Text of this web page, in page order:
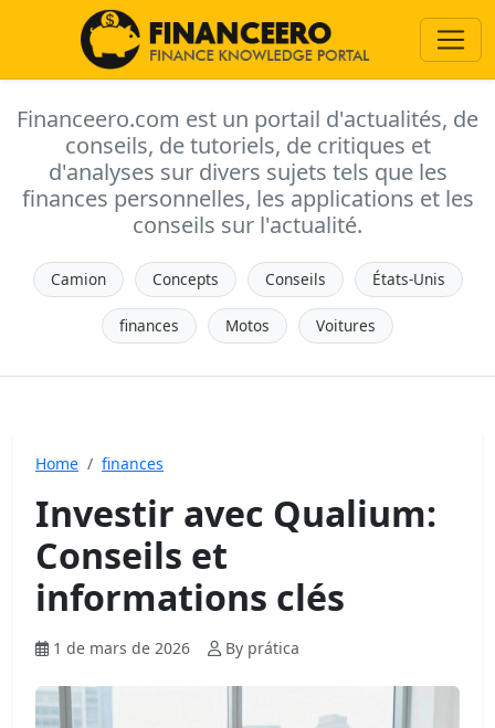
Financeero.com est un portail d'actualités, de
conseils, de tutoriels, de critiques et
d'analyses sur divers sujets tels que les
finances personnelles, les applications et les
conseils sur l'actualité.
Camion Concepts Conseils États-Unis
finances Motos Voitures
Home finances
Investir avec Qualium:
Conseils et
informations clés
1 de mars de 2026 By prática